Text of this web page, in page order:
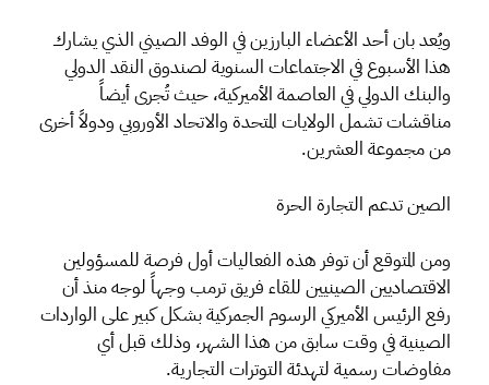
ويُعد بان أحد الأعضاء البارزين في الوفد الصيني الذي يشارك
هذا الأسبوع في الاجتماعات السنوية لصندوق النقد الدولي
والبنك الدولي في العاصمة الأميركية، حيث تُجرى أيضاً
مناقشات تشمل الولايات المتحدة والاتحاد الأوروبي ودولاً أخرى
من مجموعة العشرين.
الصين تدعم التجارة الحرة
ومن المتوقع أن توفر هذه الفعاليات أول فرصة للمسؤولين
الاقتصاديين الصينيين للقاء فريق ترمب وجهاً لوجه منذ أن
رفع الرئيس الأميركي الرسوم الجمركية بشكل كبير على الواردات
الصينية في وقت سابق من هذا الشهر، وذلك قبل أي
مفاوضات رسمية لتهدئة التوترات التجارية.